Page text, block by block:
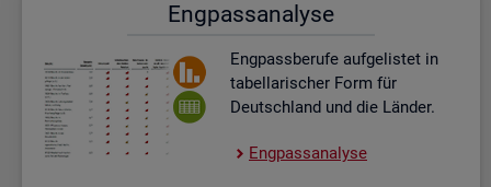
Eng­pass­ana­ly­se
Eng­pass­be­ru­fe auf­ge­lis­tet in
ta­bel­la­ri­scher Form für
Deutsch­land und die Län­der.
Eng­pass­ana­ly­se